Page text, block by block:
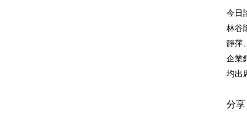
今日
林谷
靜萍
企業
均出
分享